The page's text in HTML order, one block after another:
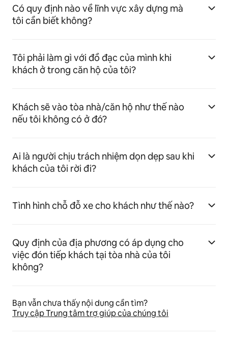
Có quy định nào về lĩnh vực xây dựng mà
tôi cần biết không?
Tôi phải làm gì với đồ đạc của mình khi
khách ở trong căn hộ của tôi?
Khách sẽ vào tòa nhà/căn hộ như thế nào
nếu tôi không có ở đó?
Ai là người chịu trách nhiệm dọn dẹp sau khi
khách của tôi rời đi?
Tình hình chỗ đỗ xe cho khách như thế nào?
Quy định của địa phương có áp dụng cho
việc đón tiếp khách tại tòa nhà của tôi
không?
Bạn vẫn chưa thấy nội dung cần tìm?
Truy cập Trung tâm trợ giúp của chúng tôi